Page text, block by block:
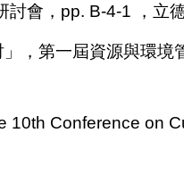
會，pp. B-4-1 ，立
，第一屆資源與環境
10th Conference on